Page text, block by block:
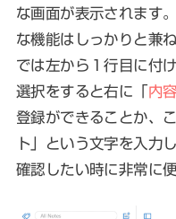
な画面が表示されます
な機能はしっかりと兼
では左から１行目に付
選択をすると右に「内容
登録ができることか、
ト」という文字を入力
確認したい時に非常に